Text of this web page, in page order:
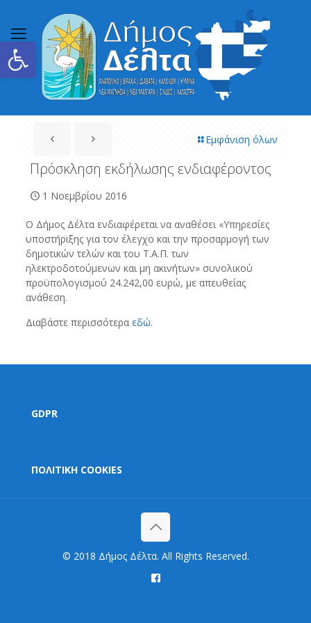
Ανοίξτε τη γραμμή εργαλείων
Εμφάνιση όλων
Πρόσκληση εκδήλωσης ενδιαφέροντος
1 Νοεμβρίου 2016
Ο Δήμος Δέλτα ενδιαφέρεται να αναθέσει «Υπηρεσίες
υποστήριξης για τον έλεγχο και την προσαρμογή των
δημοτικών τελών και του Τ.Α.Π. των
ηλεκτροδοτούμενων και μη ακινήτων» συνολικού
προϋπολογισμού 24.242,00 ευρώ, με απευθείας
ανάθεση.
Διαβάστε περισσότερα εδώ.
GDPR
ΠΟΛΙΤΙΚΗ COOKIES
© 2018 Δήμος Δέλτα. All Rights Reserved.